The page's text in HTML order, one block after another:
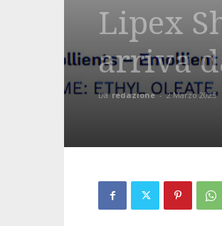
Lipex
arriva
Da redazione - 2 Marzo 2025